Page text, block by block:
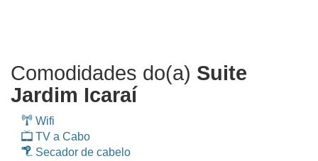
Comodidades do(a) Suite
Jardim Icaraí
Wifi
TV a Cabo
Secador de cabelo